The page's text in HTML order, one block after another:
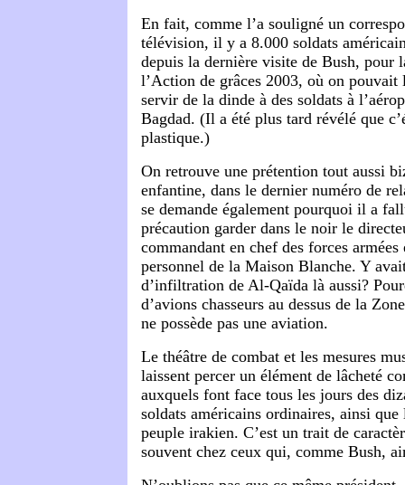
En fait, comme l’a souligné un
télévision, il y a 8.000 soldats
depuis la dernière visite de Bush, pour
l’Action de grâces 2003, où on
servir de la dinde à des soldats à
Bagdad. (Il a été plus tard révélé que
plastique.)
On retrouve une prétention tout aussi
enfantine, dans le dernier numéro de
se demande également pourquoi il a
précaution garder dans le noir le
commandant en chef des forces
personnel de la Maison Blanche. Y
d’infiltration de Al-Qaïda là aussi?
d’avions chasseurs au dessus de la
ne possède pas une aviation.
Le théâtre de combat et les mesures
laissent percer un élément de lâcheté
auxquels font face tous les jours des
soldats américains ordinaires, ainsi
peuple irakien. C’est un trait de
souvent chez ceux qui, comme Bush,